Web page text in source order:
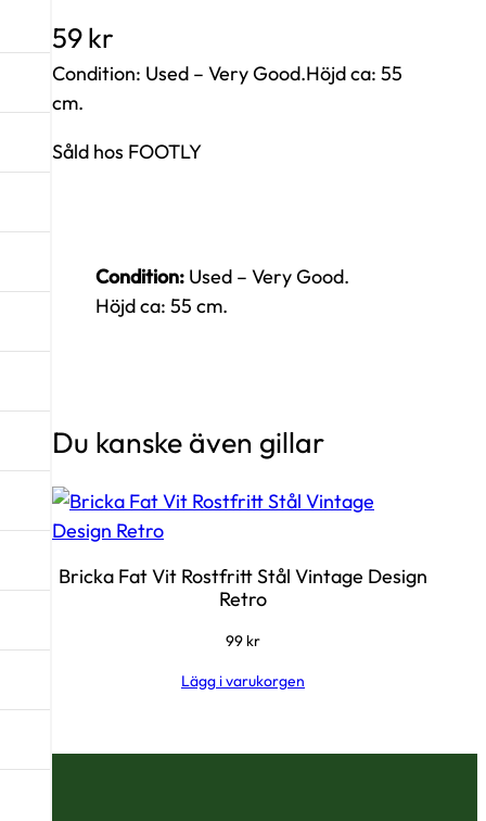
59kr
Condition: Used – Very Good.Höjd ca: 55
cm.
Såld hos FOOTLY
Condition: Used – Very Good.
Höjd ca: 55 cm.
Du kanske även gillar
Bricka Fat Vit Rostfritt Stål Vintage Design
Retro
99 kr
Lägg i varukorgen